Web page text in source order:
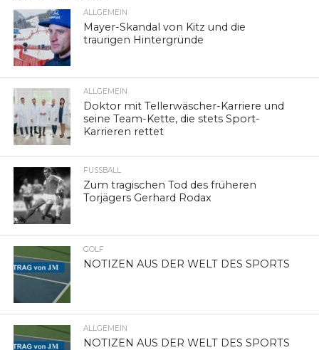
ALLGEMEIN
Mayer-Skandal von Kitz und die
traurigen Hintergründe
ALLGEMEIN
Doktor mit Tellerwäscher-Karriere und
seine Team-Kette, die stets Sport-
Karrieren rettet
FUSSBALL
Zum tragischen Tod des früheren
Torjägers Gerhard Rodax
GOLF
NOTIZEN AUS DER WELT DES SPORTS
ALLGEMEIN
NOTIZEN AUS DER WELT DES SPORTS